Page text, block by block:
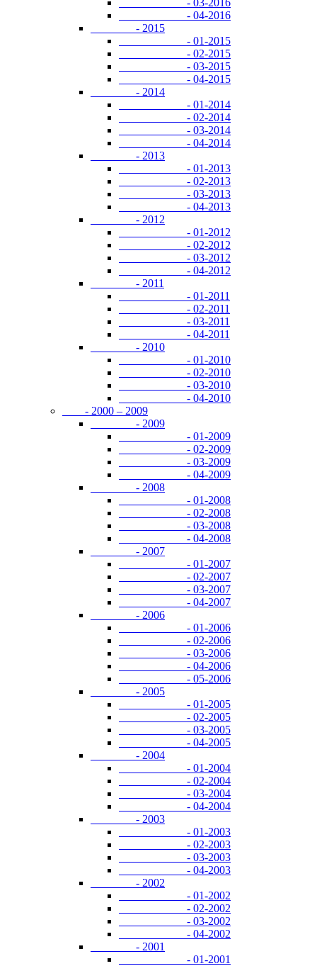
- 03-2016
- 04-2016
- 2015
- 01-2015
- 02-2015
- 03-2015
- 04-2015
- 2014
- 01-2014
- 02-2014
- 03-2014
- 04-2014
- 2013
- 01-2013
- 02-2013
- 03-2013
- 04-2013
- 2012
- 01-2012
- 02-2012
- 03-2012
- 04-2012
- 2011
- 01-2011
- 02-2011
- 03-2011
- 04-2011
- 2010
- 01-2010
- 02-2010
- 03-2010
- 04-2010
- 2000 – 2009
- 2009
- 01-2009
- 02-2009
- 03-2009
- 04-2009
- 2008
- 01-2008
- 02-2008
- 03-2008
- 04-2008
- 2007
- 01-2007
- 02-2007
- 03-2007
- 04-2007
- 2006
- 01-2006
- 02-2006
- 03-2006
- 04-2006
- 05-2006
- 2005
- 01-2005
- 02-2005
- 03-2005
- 04-2005
- 2004
- 01-2004
- 02-2004
- 03-2004
- 04-2004
- 2003
- 01-2003
- 02-2003
- 03-2003
- 04-2003
- 2002
- 01-2002
- 02-2002
- 03-2002
- 04-2002
- 2001
- 01-2001